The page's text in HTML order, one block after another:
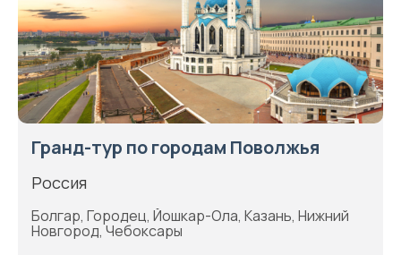
Гранд-тур по городам Поволжья
Россия
Болгар, Городец, Йошкар-Ола, Казань, Нижний
Новгород, Чебоксары